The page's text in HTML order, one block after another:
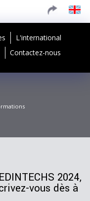
L'international
Contactez-nous
2024,
vous dès à